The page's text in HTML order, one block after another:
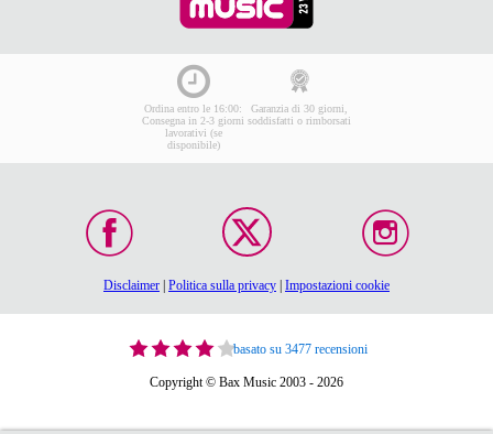
Ordina entro le 16:00:
Consegna in 2-3 giorni
lavorativi (se
disponibile)
Garanzia di 30 giorni,
soddisfatti o rimborsati
Disclaimer Politica sulla privacy Impostazioni cookie
basato su 3477 recensioni
Copyright © Bax Music 2003 - 2026